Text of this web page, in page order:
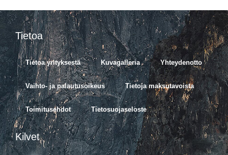
Tietoa
Tietoa yrityksestä Kuvagalleria Yhteydenotto
Vaihto- ja palautusoikeus Tietoja maksutavoista
Toimitusehdot Tietosuojaseloste
Kilvet